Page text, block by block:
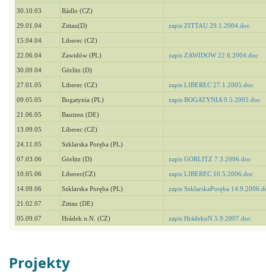
30.10.03 Rádlo (CZ)
29.01.04 Zittau(D) zapis ZITTAU 29.1.2004.doc
15.04.04 Liberec (CZ)
22.06.04 Zawidów (PL) zapis ZAWIDOW 22.6.2004.doc
30.09.04 Görlitz (D)
27.01.05 Liberec (CZ) zapis LIBEREC 27.1.2005.doc
09.05.05 Bogatynia (PL) zapis BOGATYNIA 9.5.2005.doc
21.06.05 Bautzen (DE)
13.09.05 Liberec (CZ)
24.11.05 Szklarska Poręba (PL)
07.03.06 Görlitz (D) zapis GORLITZ 7.3.2006.doc
10.05.06 Liberec(CZ) zapis LIBEREC 10.5.2006.doc
14.09.06 Szklarska Poręba (PL) zapis SzklarskaPoręba
21.02.07 Zittau (DE)
05.09.07 Hrádek n.N. (CZ) zapis HrádeknN 5.9.2007.doc
Projekty